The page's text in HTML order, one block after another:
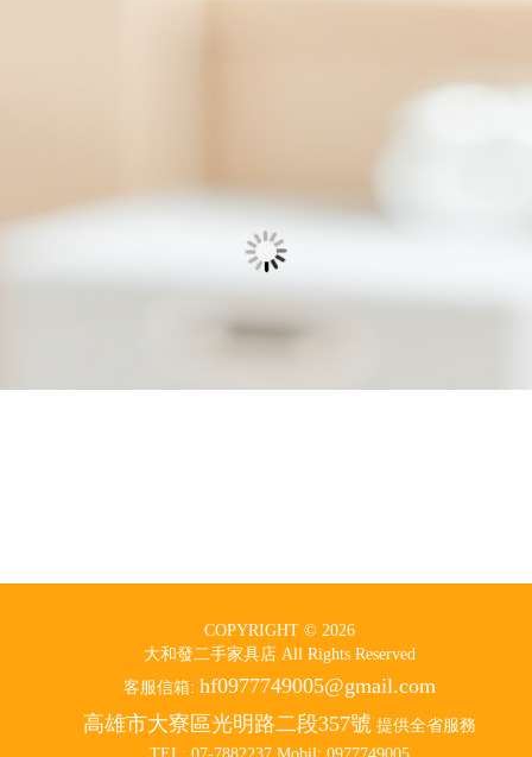
COPYRIGHT © 2026
大和發二手家具店 All Rights Reserved
客服信箱: hf0977749005@gmail.com
高雄市大寮區光明路二段357號提供全省服務